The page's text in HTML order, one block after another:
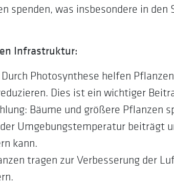
spenden, was insbesondere in
Infrastruktur:
Photosynthese helfen
Dies ist ein wichtiger
Bäume und größere Pflanzen
Umgebungstemperatur beiträgt
kann.
tragen zur Verbesserung der